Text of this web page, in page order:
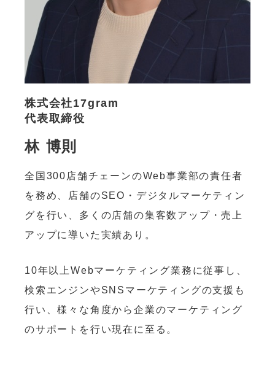
株式会社17gram
代表取締役
林 博則
全国300店舗チェーンのWeb事業部の責任者
を務め、店舗のSEO・デジタルマーケティン
グを行い、多くの店舗の集客数アップ・売上
アップに導いた実績あり。
10年以上Webマーケティング業務に従事し、
検索エンジンやSNSマーケティングの支援も
行い、様々な角度から企業のマーケティング
のサポートを行い現在に至る。